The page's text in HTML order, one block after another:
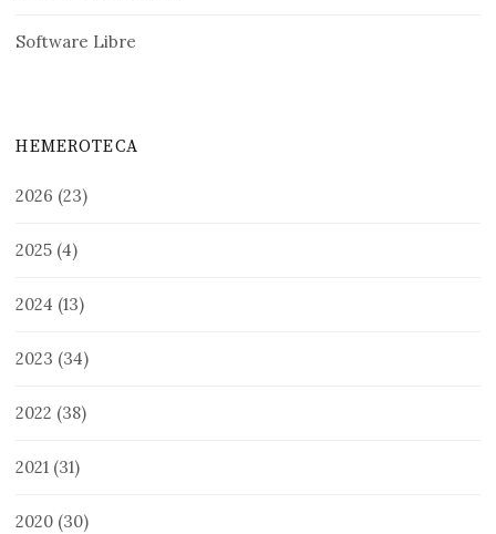
Software Libre
HEMEROTECA
2026 (23)
2025 (4)
2024 (13)
2023 (34)
2022 (38)
2021 (31)
2020 (30)